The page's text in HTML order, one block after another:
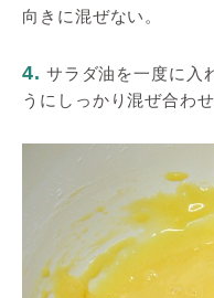
向きに混ぜない。
4. サラダ油を一度に入
うにしっかり混ぜ合わ